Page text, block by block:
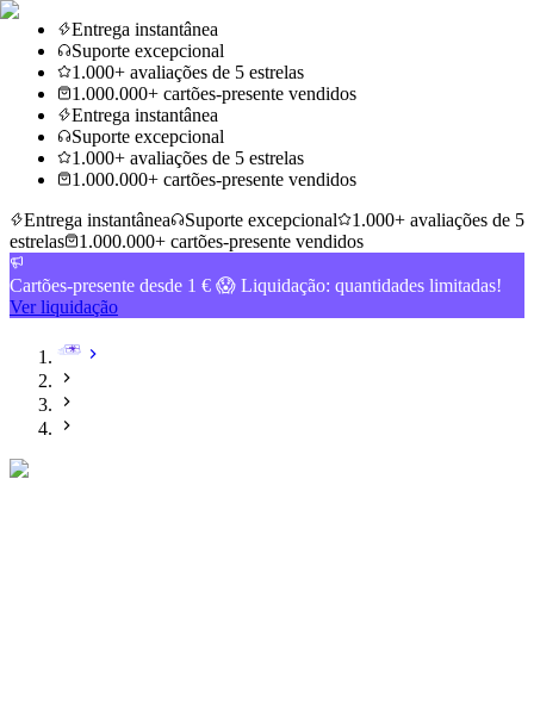
Entrega instantânea
Suporte excepcional
1.000+ avaliações de 5 estrelas
1.000.000+ cartões-presente vendidos
Entrega instantânea
Suporte excepcional
1.000+ avaliações de 5 estrelas
1.000.000+ cartões-presente vendidos
Entrega instantânea
Suporte excepcional
1.000+ avaliações de 5
estrelas
1.000.000+ cartões-presente vendidos
Cartões-presente desde 1 € 😱 Liquidação: quantidades limitadas!
Ver liquidação